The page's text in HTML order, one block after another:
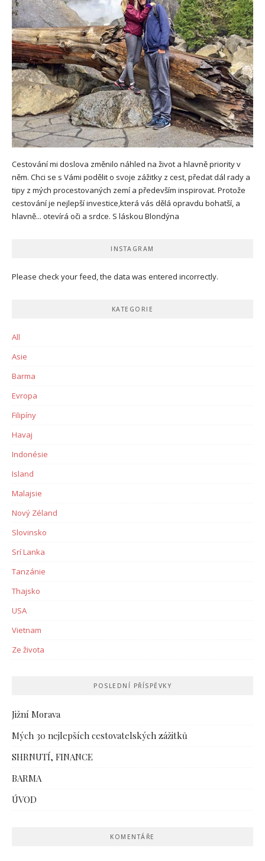
Cestování mi doslova změnilo náhled na život a hlavně priority v
něm. Chci se s Vámi podělit o svoje zážitky z cest, předat dál rady a
tipy z mých procestovaných zemí a především inspirovat. Protože
cestování je nejlepší investice,která vás dělá opravdu bohatší, a
hlavně... otevírá oči a srdce. S láskou Blondýna
INSTAGRAM
Please check your feed, the data was entered incorrectly.
KATEGORIE
All
Asie
Barma
Evropa
Filipíny
Havaj
Indonésie
Island
Malajsie
Nový Zéland
Slovinsko
Srí Lanka
Tanzánie
Thajsko
USA
Vietnam
Ze života
POSLEDNÍ PŘÍSPĚVKY
Jižní Morava
Mých 30 nejlepších cestovatelských zážitků
SHRNUTÍ, FINANCE
BARMA
ÚVOD
KOMENTÁŘE